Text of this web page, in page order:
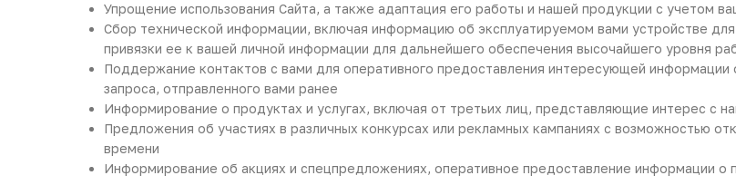
Упрощение использования Сайта, а также адаптация его работы и нашей продукции с учетом
Сбор технической информации, включая информацию об эксплуатируемом вами устройстве
привязки ее к вашей личной информации для дальнейшего обеспечения высочайшего уровня
Поддержание контактов с вами для оперативного предоставления интересующей информации
запроса, отправленного вами ранее
Информирование о продуктах и услугах, включая от третьих лиц, представляющие интерес с
Предложения об участиях в различных конкурсах или рекламных кампаниях с возможностью
времени
Информирование об акциях и спецпредложениях, оперативное предоставление информации о